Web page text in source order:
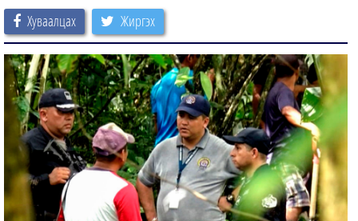
Хуваалцах Жиргэх